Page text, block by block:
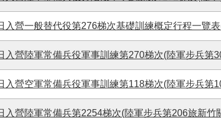
入營一般替代役第276梯次基礎訓練概定行程一覽
入營陸軍常備兵役軍事訓練第270梯次(陸軍步兵第
入營空軍常備兵役軍事訓練第118梯次(陸軍步兵第
入營陸軍常備兵第2254梯次(陸軍步兵第206旅新竹